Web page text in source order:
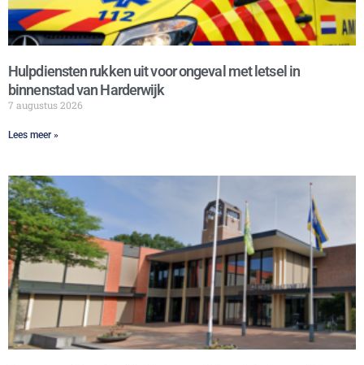
Hulpdiensten rukken uit voor ongeval met letsel in
binnenstad van Harderwijk
7 augustus 2026
Lees meer »